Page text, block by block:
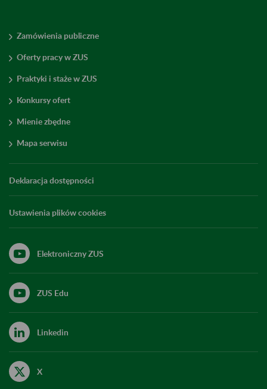
Zamówienia publiczne
Oferty pracy w ZUS
Praktyki i staże w ZUS
Konkursy ofert
Mienie zbędne
Mapa serwisu
Deklaracja dostępności
Ustawienia plików cookies
Elektroniczny ZUS
ZUS Edu
Linkedin
X